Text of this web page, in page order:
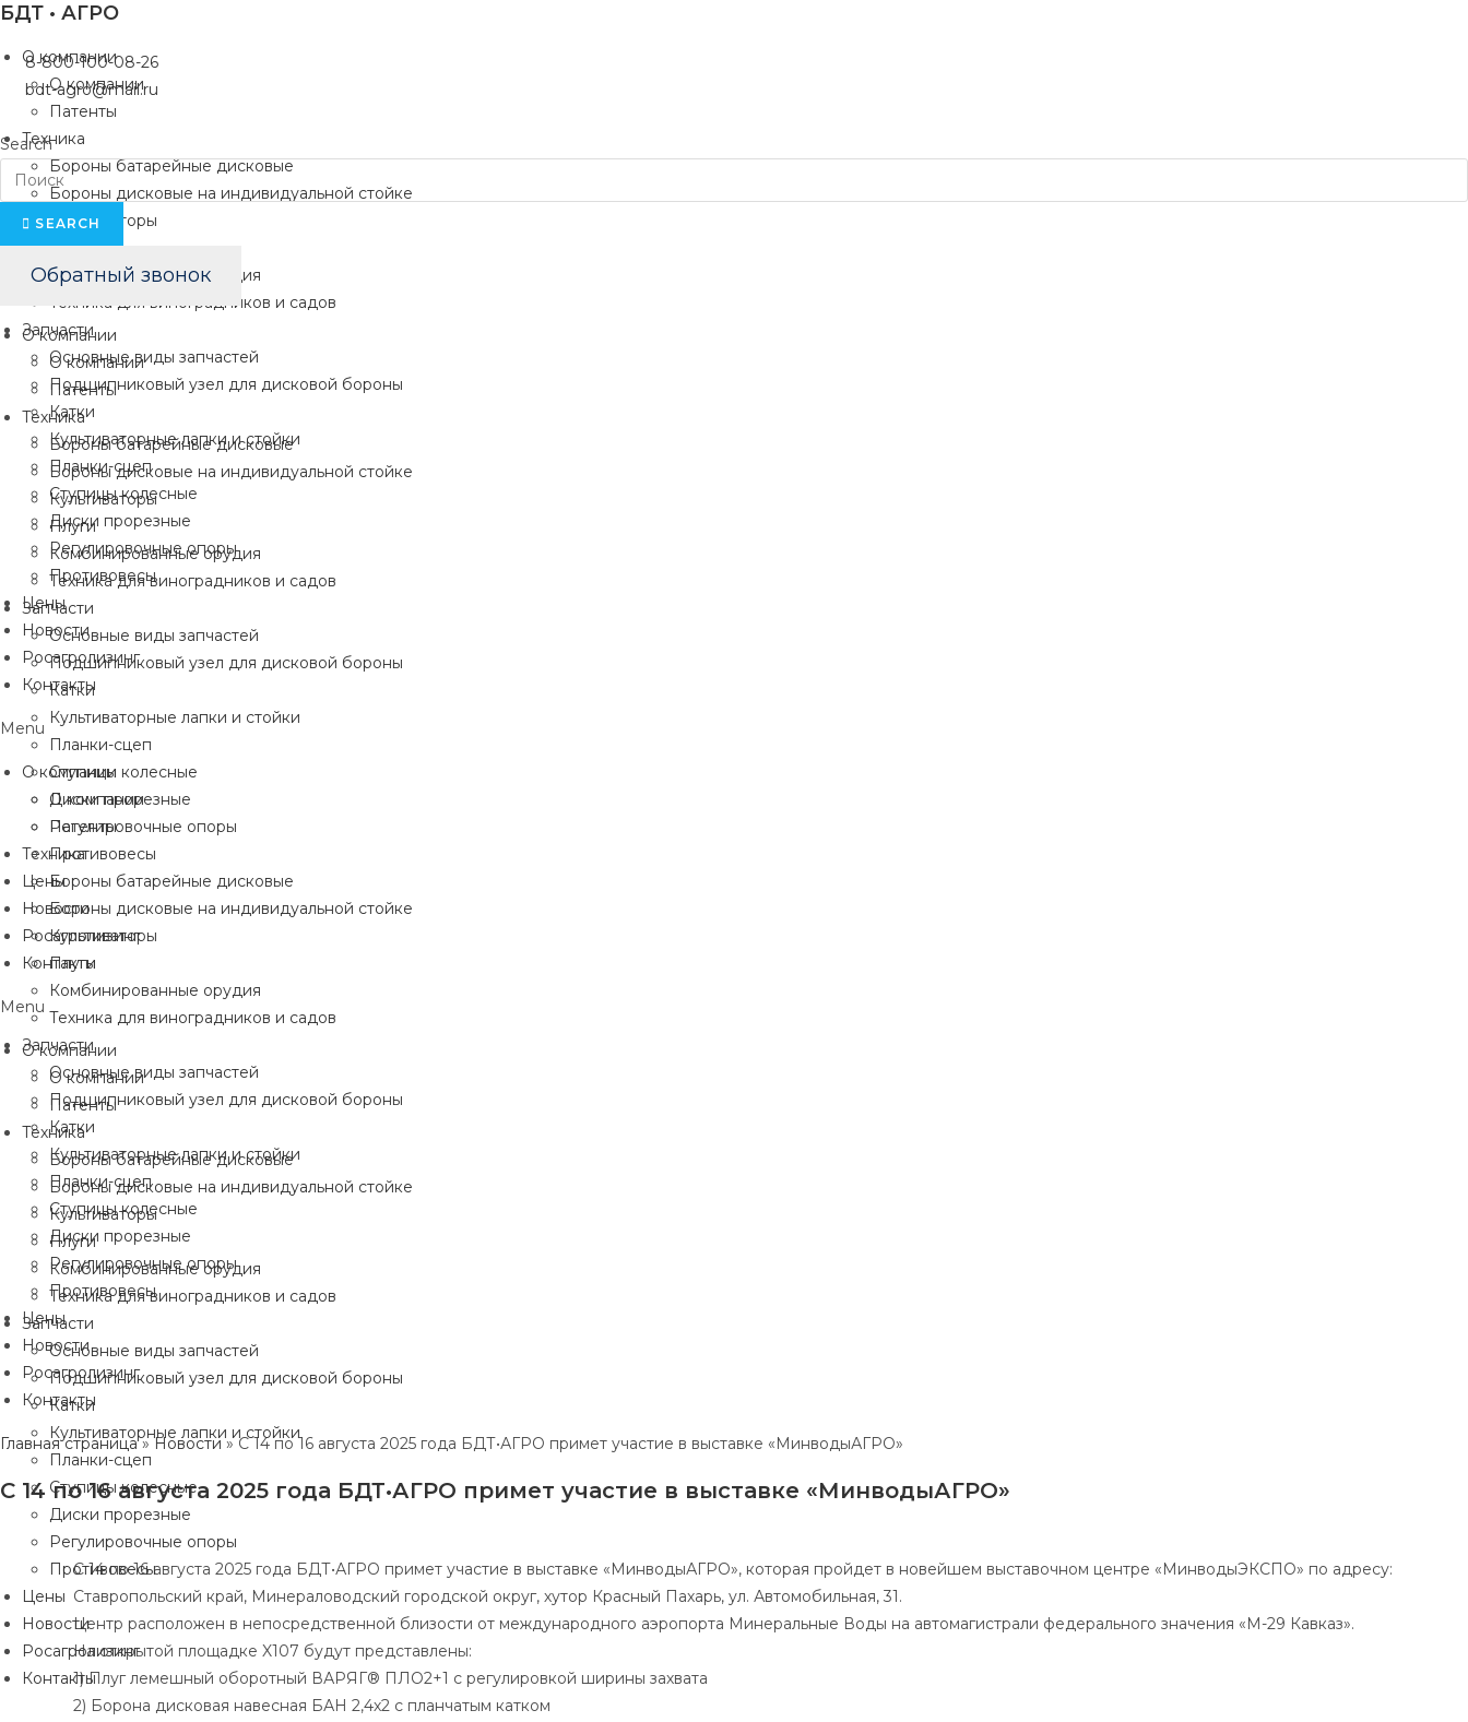
Перейти
содержимому
БДТ • АГРО
8-800-100-08-26
bdt-agro@mail.ru
Search
SEARCH
Обратный звонок
О компании
О компании
Патенты
Техника
Бороны батарейные дисковые
Бороны дисковые на индивидуальной стойке
Культиваторы
Плуги
Комбинированные орудия
Техника для виноградников и садов
Запчасти
Основные виды запчастей
Подшипниковый узел для дисковой бороны
Катки
Культиваторные лапки и стойки
Планки-сцеп
Ступицы колесные
Диски прорезные
Регулировочные опоры
Противовесы
Цены
Новости
Росагролизинг
Контакты
Menu
О компании
О компании
Патенты
Техника
Бороны батарейные дисковые
Бороны дисковые на индивидуальной стойке
Культиваторы
Плуги
Комбинированные орудия
Техника для виноградников и садов
Запчасти
Основные виды запчастей
Подшипниковый узел для дисковой бороны
Катки
Культиваторные лапки и стойки
Планки-сцеп
Ступицы колесные
Диски прорезные
Регулировочные опоры
Противовесы
Цены
Новости
Росагролизинг
Контакты
О компании
О компании
Патенты
Техника
Бороны батарейные дисковые
Бороны дисковые на индивидуальной стойке
Культиваторы
Плуги
Комбинированные орудия
Техника для виноградников и садов
Запчасти
Основные виды запчастей
Подшипниковый узел для дисковой бороны
Катки
Культиваторные лапки и стойки
Планки-сцеп
Ступицы колесные
Диски прорезные
Регулировочные опоры
Противовесы
Цены
Новости
Росагролизинг
Контакты
Menu
О компании
О компании
Патенты
Техника
Бороны батарейные дисковые
Бороны дисковые на индивидуальной стойке
Культиваторы
Плуги
Комбинированные орудия
Техника для виноградников и садов
Запчасти
Основные виды запчастей
Подшипниковый узел для дисковой бороны
Катки
Культиваторные лапки и стойки
Планки-сцеп
Ступицы колесные
Диски прорезные
Регулировочные опоры
Противовесы
Цены
Новости
Росагролизинг
Контакты
Главная страница» Новости » С 14 по 16 августа 2025 года БДТ•АГРО примет участие в выставке «МинводыАГРО»
С 14 по 16 августа 2025 года БДТ•АГРО примет участие в выставке «МинводыАГРО»
С 14 по 16 августа 2025 года БДТ•АГРО примет участие в выставке «МинводыАГРО», которая пройдет в новейшем выставочном центре «МинводыЭКСПО» по адресу:
Ставропольский край, Минераловодский городской округ, хутор Красный Пахарь, ул. Автомобильная, 31.
Центр расположен в непосредственной близости от международного аэропорта Минеральные Воды на автомагистрали федерального значения «М-29 Кавказ».
На открытой площадке X107 будут представлены:
1) Плуг лемешный оборотный ВАРЯГ® ПЛО2+1 с регулировкой ширины захвата
2) Борона дисковая навесная БАН 2,4х2 с планчатым катком